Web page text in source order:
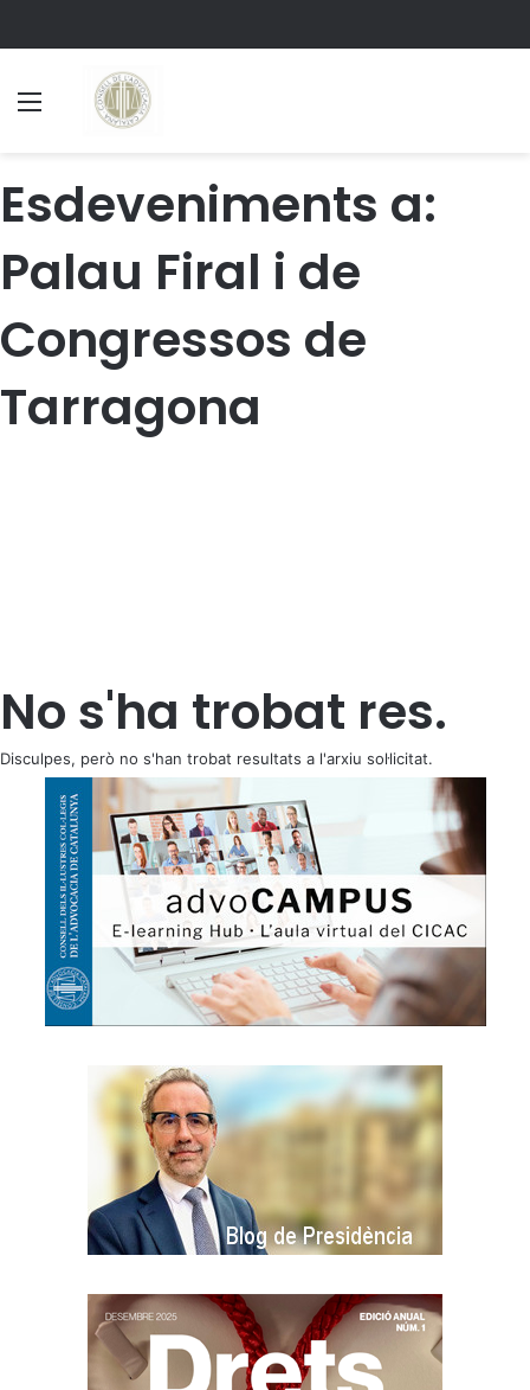
Esdeveniments a:
Palau Firal i de
Congressos de
Tarragona
No s'ha trobat res.
Disculpes, però no s'han trobat resultats a l'arxiu sol·licitat.